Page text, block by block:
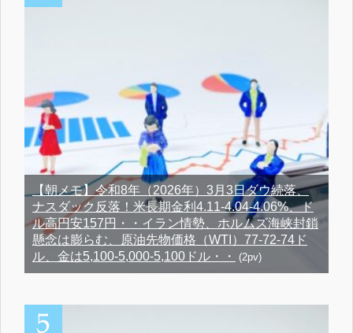
【朝メモ】令和8年（2026年）3月3日ダウ続落、
ナスダック反落！米長期金利4.11-4.04-4.06%、ド
ル高円安157円・・イラン情勢、ホルムズ海峡封鎖
懸念は膨らむ、原油先物価格（WTI）77-72-74ド
ル、金は5,100-5,000-5,100ドル・・
(2pv)